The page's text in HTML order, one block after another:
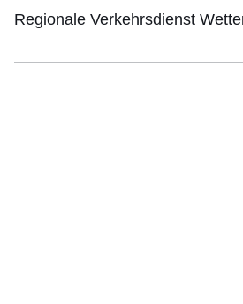
Regionale Verkehrsdienst